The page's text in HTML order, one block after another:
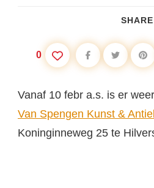
SHARE
0
Vanaf 10 febr a.s. is er
Van Spengen Kunst &
Koninginneweg 25 te